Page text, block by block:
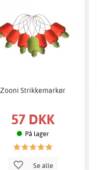
Zooni Strikkemarkør
57 DKK
På lager
Se alle